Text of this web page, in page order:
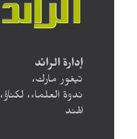
إدارة الرائد
تيغور مارك،
ندوة العلماء، لكناؤ، ۲۲٦۰۰۷
الهند